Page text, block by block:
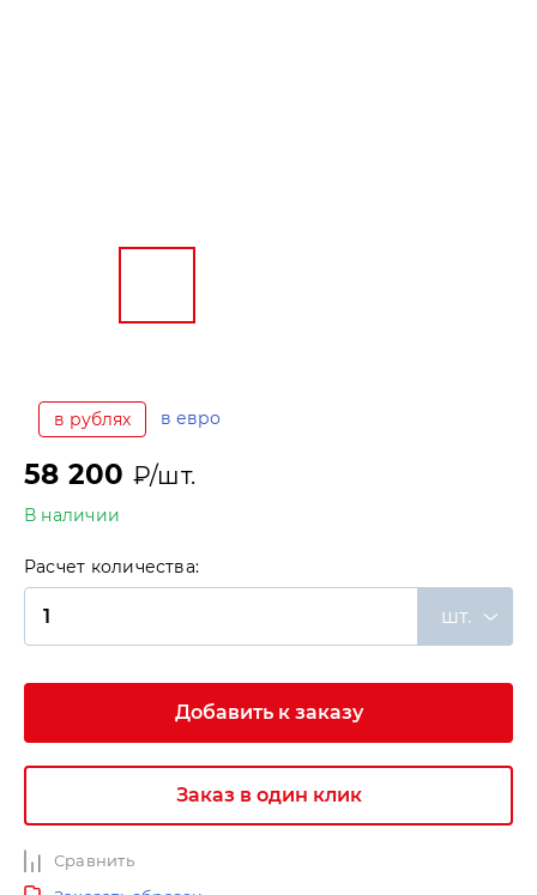
в рублях в евро
58 200 ₽/шт.
В наличии
Расчет количества:
шт.
Добавить к заказу
Заказ в один клик
Сравнить